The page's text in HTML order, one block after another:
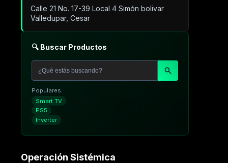
Calle 21 No. 17-39 Local 4 Simón bolivar
Valledupar, Cesar
🔍 Buscar Productos
Populares:
Smart TV
PS5
Inverter
Operación Sistémica